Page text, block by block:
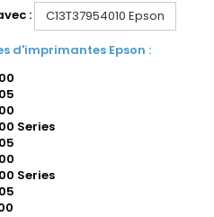
:
C13T37954010 Epson
d'imprimantes Epson :
Series
Series